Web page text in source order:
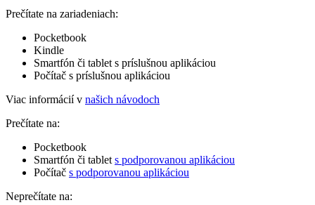
Prečítate na zariadeniach:
Pocketbook
Kindle
Smartfón či tablet s príslušnou aplikáciou
Počítač s príslušnou aplikáciou
Viac informácií v našich návodoch
Prečítate na:
Pocketbook
Smartfón či tablet s podporovanou aplikáciou
Počítač s podporovanou aplikáciou
Neprečítate na: